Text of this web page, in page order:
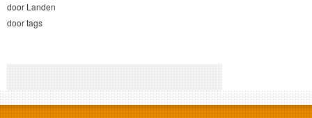
door Landen
door tags